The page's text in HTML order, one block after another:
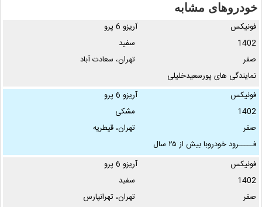
خودروهای مشابه
فونیکس
آریزو 6 پرو
1402
سفید
صفر
تهران، سعادت آباد
نمایندگی های پورسعیدخلیلی
نمایندگی کد ۳۴۲ مدیران خودرو
نماینده برتر با بزرگترین …
فونیکس
آریزو 6 پرو
1402
مشکی
صفر
تهران، قیطریه
فـــــرود خودروبا بیش از ۲۵ سال
سابقه فعال در عرصه خرید و فروش
خودروعضو رسمی …
فونیکس
آریزو 6 پرو
1402
سفید
صفر
تهران، تهرانپارس